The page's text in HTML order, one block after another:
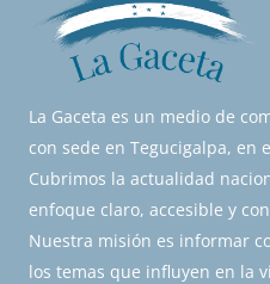
La Gaceta es un medio de
con sede en Tegucigalpa, en
Cubrimos la actualidad
enfoque claro, accesible y
Nuestra misión es informar
los temas que influyen en la